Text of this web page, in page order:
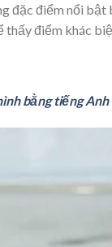
đặc điểm nổi
thấy điểm khác
bằng tiếng